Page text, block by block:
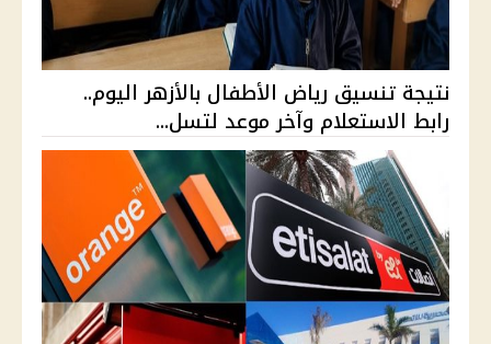
نتيجة تنسيق رياض الأطفال بالأزهر اليوم..
رابط الاستعلام وآخر موعد لتسل...